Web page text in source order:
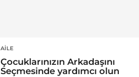
AILE
Çocuklarınızın Arkadaşını
Seçmesinde yardımcı olun